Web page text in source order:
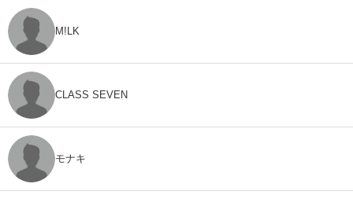
M!LK
CLASS SEVEN
モナキ